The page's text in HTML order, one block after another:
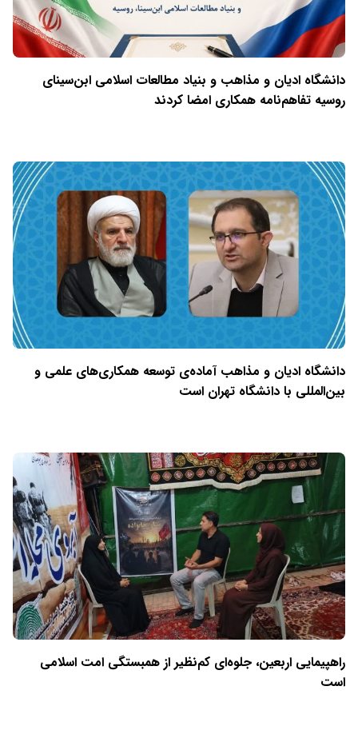
دانشگاه ادیان و مذاهب و بنیاد مطالعات اسلامی ابن‌سینای
روسیه تفاهم‌نامه همکاری امضا کردند
دانشگاه ادیان و مذاهب آماده‌ی توسعه همکاری‌های علمی و
بین‌المللی با دانشگاه تهران است
راهپیمایی اربعین، جلوه‌ای کم‌نظیر از همبستگی امت اسلامی
است